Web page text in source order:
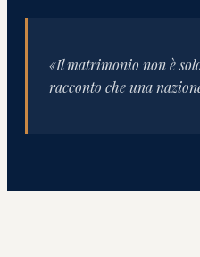
«Il matrimonio non è
racconto che una